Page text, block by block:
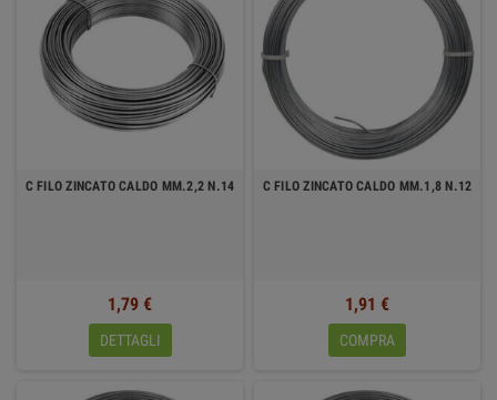
C FILO ZINCATO CALDO MM.2,2 N.14
1,79 €
DETTAGLI
C FILO ZINCATO CALDO MM.1,8 N.12
1,91 €
COMPRA